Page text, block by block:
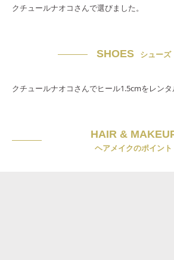
クチュールナオコさんで選びました。
SHOES シューズ
クチュールナオコさんでヒール1.5cmをレンタ
HAIR &
ヘアメイクのポイント